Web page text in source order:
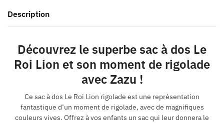
Description
Découvrez le superbe sac à dos Le
Roi Lion et son moment de rigolade
avec Zazu !
Ce sac à dos Le Roi Lion rigolade est une représentation
fantastique d’un moment de rigolade, avec de magnifiques
couleurs vives. Offrez à vos enfants un sac qui leur donnera le